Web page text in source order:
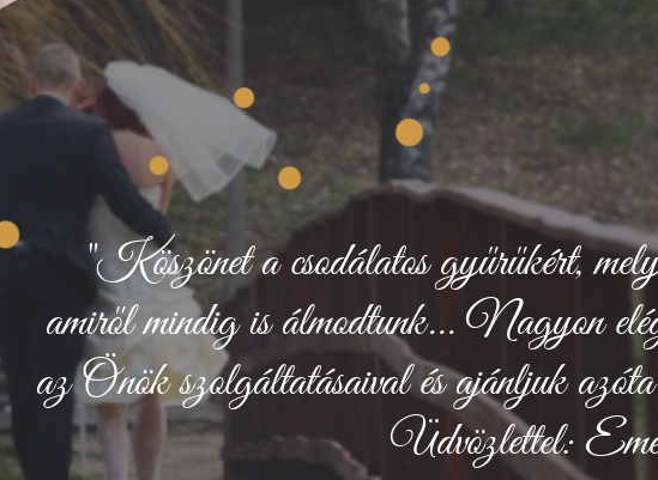
"Köszönet a csodálatos gyűrűkért,
amiről mindig is álmodtunk... Nagyon
az Önök szolgáltatásaival és ajánljuk
Üdvözlettel: